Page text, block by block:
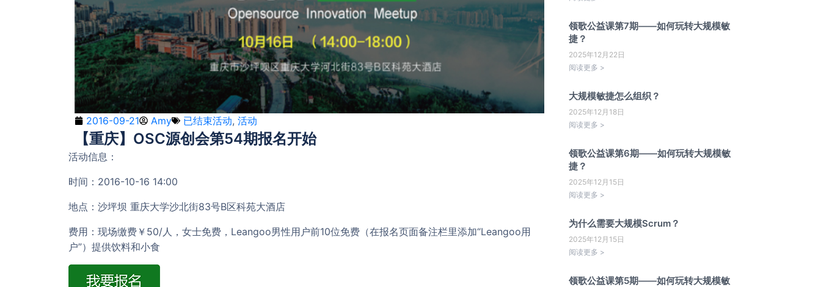
2016-09-21 Amy 已结束活动, 活动
【重庆】OSC源创会第54期报名开始
活动信息：
时间：2016-10-16 14:00
地点：沙坪坝 重庆大学沙北街83号B区科苑大酒店
费用：现场缴费￥50/人，女士免费，Leangoo男性用户前10位免费（在报名页面备注栏里添加“Leangoo用
户”）提供饮料和小食
领歌公益课第7期——如何玩转大规模敏
捷？
2025年12月22日
阅读更多 >
大规模敏捷怎么组织？
2025年12月18日
阅读更多 >
领歌公益课第6期——如何玩转大规模敏
捷？
2025年12月15日
阅读更多 >
为什么需要大规模Scrum？
2025年12月15日
阅读更多 >
领歌公益课第5期——如何玩转大规模敏